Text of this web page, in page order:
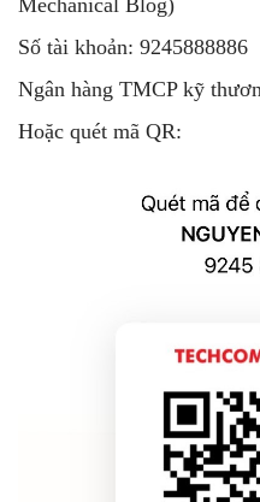
Mechanical Blog)
Số tài khoản: 9245888886
Ngân hàng TMCP kỹ
Hoặc quét mã QR: